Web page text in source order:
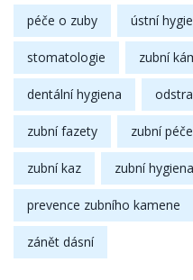
péče o zuby ústní
stomatologie zubní
dentální hygiena
zubní fazety zubní péče
zubní kaz zubní hygiena
prevence zubního kamene
zánět dásní